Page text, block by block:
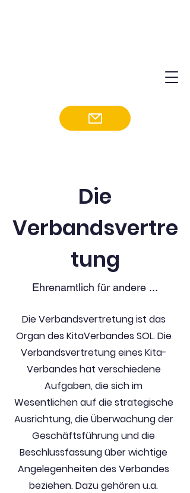
Die
Verbandsvertre
tung
Ehrenamtlich für andere ...
Die Verbandsvertretung ist das
Organ des KitaVerbandes SOL. Die
Verbandsvertretung eines Kita-
Verbandes hat verschiedene
Aufgaben, die sich im
Wesentlichen auf die strategische
Ausrichtung, die Überwachung der
Geschäftsführung und die
Beschlussfassung über wichtige
Angelegenheiten des Verbandes
beziehen. Dazu gehören u.a.